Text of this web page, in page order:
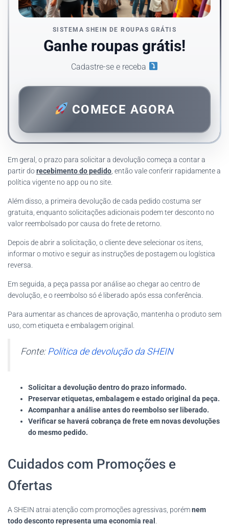
SISTEMA SHEIN DE ROUPAS GRÁTIS
Ganhe roupas grátis!
Cadastre-se e receba
COMECE AGORA
Em geral, o prazo para solicitar a devolução começa a contar a
partir dorecebimento do pedido , então vale conferir rapidamente a
política vigente no app ou no site.
Além disso, a primeira devolução de cada pedido costuma ser
gratuita, enquanto solicitações adicionais podem ter desconto no
valor reembolsado por causa do frete de retorno.
Depois de abrir a solicitação, o cliente deve selecionar os itens,
informar o motivo e seguir as instruções de postagem ou logística
reversa.
Em seguida, a peça passa por análise ao chegar ao centro de
devolução, e o reembolso só é liberado após essa conferência.
Para aumentar as chances de aprovação, mantenha o produto sem
uso, com etiqueta e embalagem original.
Fonte: Política de devolução da SHEIN
Solicitar a devolução dentro do prazo informado.
Preservar etiquetas, embalagem e estado original da peça.
Acompanhar a análise antes do reembolso ser liberado.
Verificar se haverá cobrança de frete em novas devoluções
do mesmo pedido.
Cuidados com Promoções e
Ofertas
A SHEIN atrai atenção com promoções agressivas, porémnem
todo desconto representa uma economia real